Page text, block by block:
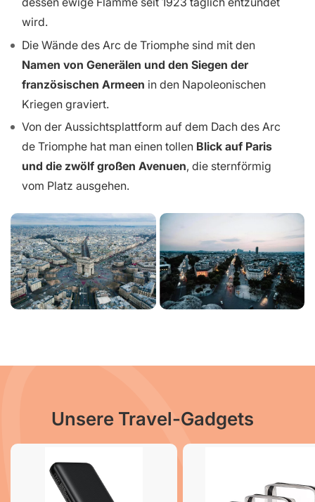
wird.
Die Wände des Arc de Triomphe sind mit den
Namen von Generälen und den Siegen der
französischen Armeen in den Napoleonischen
Kriegen graviert.
Von der Aussichtsplattform auf dem Dach des Arc
de Triomphe hat man einen tollen Blick auf Paris
und die zwölf großen Avenuen, die sternförmig
vom Platz ausgehen.
Unsere Travel-Gadgets